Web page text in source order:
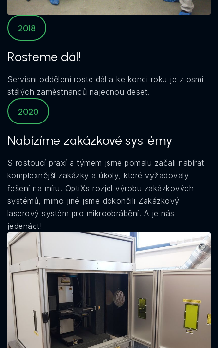
2018
Rosteme dál!
Servisní oddělení roste dál a ke konci roku je z osmi
stálých zaměstnanců najednou deset.
2020
Nabízíme zakázkové systémy
S rostoucí praxí a týmem jsme pomalu začali nabírat
komplexnější zakázky a úkoly, které vyžadovaly
řešení na míru. OptiXs rozjel výrobu zakázkových
systémů, mimo jiné jsme dokončili Zakázkový
laserový systém pro mikroobrábění. A je nás
jedenáct!